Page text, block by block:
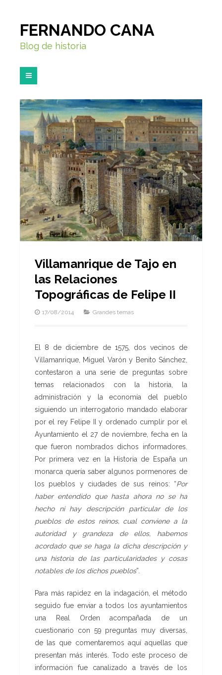
FERNANDO CANA
Blog de historia
Villamanrique de Tajo en
las Relaciones
Topográficas de Felipe II
17/08/2014 Grandes temas
El 8 de diciembre de 1575, dos vecinos de
Villamanrique, Miguel Varón y Benito Sánchez,
contestaron a una serie de preguntas sobre
temas relacionados con la historia, la
administración y la economía del pueblo
siguiendo un interrogatorio mandado elaborar
por el rey Felipe II y ordenado cumplir por el
Ayuntamiento el 27 de noviembre, fecha en la
que fueron nombrados dichos informadores.
Por primera vez en la Historia de España un
monarca quería saber algunos pormenores de
los pueblos y ciudades de sus reinos: “Por
haber entendido que hasta ahora no se ha
hecho ni hay descripción particular de los
pueblos de estos reinos, cual conviene a la
autoridad y grandeza de ellos, habemos
acordado que se haga la dicha descripción y
una historia de las particularidades y cosas
notables de los dichos pueblos”.
Para más rapidez en la indagación, el método
seguido fue enviar a todos los ayuntamientos
una Real Orden acompañada de un
cuestionario con 59 preguntas muy diversas,
de las que comentaremos aquí aquellas que
presentan más interés. Todo este proceso de
información fue canalizado a través de los